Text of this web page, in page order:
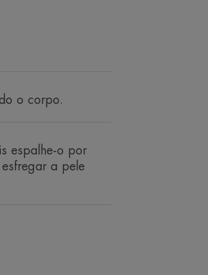
o corpo.
espalhe-o por
a pele